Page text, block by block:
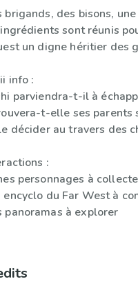
brigands, des bisons,
sont réunis
un digne héritier des
info :
parviendra-t-il à
t-elle ses parents
décider au travers des
:
personnages à
encyclo du Far West à
panoramas à explorer